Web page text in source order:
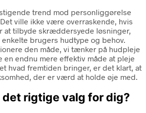
trend mod personliggørelse
ville ikke være overraskende, hvis
at tilbyde skræddersyede løsninger,
brugers hudtype og behov.
den måde, vi tænker på hudpleje
endnu mere effektiv måde at pleje
hvad fremtiden bringer, er det klart, at
der er værd at holde øje med.
det rigtige valg for dig?